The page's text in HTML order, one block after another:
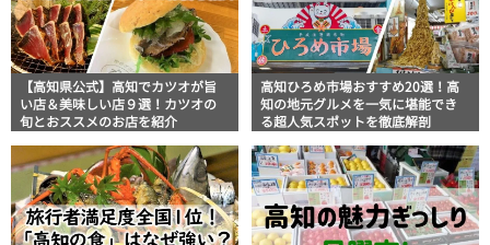
【高知県公式】高知でカツオが旨
い店＆美味しい店９選！カツオの
旬とおススメのお店を紹介
高知ひろめ市場おすすめ20選！高
知の地元グルメを一気に堪能でき
る超人気スポットを徹底解剖